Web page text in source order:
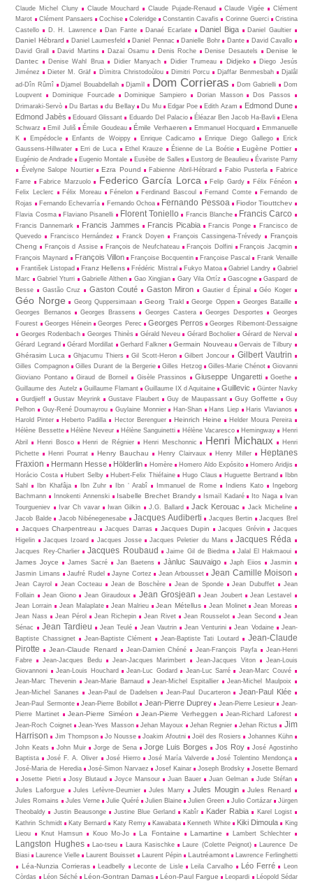
Claude Michel Cluny Claude Mouchard Claude Pujade-Renaud Claude Vigée
Clément
Marot
Clément Pansaers Cochise Coleridge Constantin Cavafis Corinne Guerci
Cristina
Castello
D. H. Lawrence Dan Fante Danaé Ecarlate Daniel Biga Daniel Gaultier
Daniel Hébrard Daniel Laumesfeld Daniel Pennac Danielle Bohr Dante
David Cavallo
David Grall
David Martins Dazaï Osamu Denis Roche Denise Desautels
Denise le
Dantec
Denise Wahl Brua Didier Manyach Didier Trumeau Didjeko
Diego Jesús
Jiménez
Dieter M. Gräf Dìmitra Christodoùlou Dimitri Porcu Djaffar Benmesbah
Djalâl
ad-Dîn Rûmî
Djamel Bouabdellah Djamīl Dom Corrieras Dom Gabrielli
Dom
Loupvent
Dominique Fourcade Dominique Sampiero Dorian Masson
Dos Passos
Drimaraki-Servò
Du Bartas du Bellay Du Mu Edgar Poe Edith Azam
Edmond Dune
Edmond Jabès
Edouard Glissant Eduardo Del Palacio Éléazar Ben Jacob Ha-Bavli
Elena
Schwarz
Emil Juliš Émile Goudeau Émile Verhaeren Emmanuel Hocquard
Emmanuelle
K
Empédocle Enfants de Woippy Enrique Cadicamo Enrique Diego Gallego
Erick
Gaussens-Hillwater
Erri de Luca Ethel Krauze Étienne de La Boétie Eugène Pottier
Eugénio de Andrade Eugenio Montale Eusèbe de Salles Eustorg de Beaulieu
Évariste Parny
Évelyne Salope Nourtier
Ezra Pound Fabienne Abril-Hébrard Fabio Pusterla
Fabrice
Farre
Fabrice Marzuolo Federico García Lorca Felip Gardy
Félix Fénéon
Felix Leclerc
Félix Moreau Fénelon Ferdinand Bascoul Fernand Comte
Fernando de
Rojas
Fernando Echevarría Fernando Ochoa Fernando Pessoa Fiodor Tiouttchev
Flavia Cosma Flaviano Pisanelli Florent Toniello Francis Blanche Francis Carco
Francis Dannemark Francis Jammes Francis Picabia Francis Ponge
Francisco de
Quevedo
Francisco Hernández Franck Doyen François Cassingena-Trévedy
François
Cheng
François d Assise François de Neufchateau François Dolfini
François Jacqmin
François Maynard
François Villon Françoise Bocquentin Françoise Pascal
Frank Venaille
František Listopad
Franz Hellens Frédéric Mistral Fukyo Matoa Gabriel Landry
Gabriel
Marc
Gabriel Yturri Gabrielle Althen Gao Xingjian Gary Vila Ortíz Gascogne
Gaspard de
Besse
Gastão Cruz Gaston Couté Gaston Miron Gautier d Épinal Géo Koger
Géo Norge Georg Quppersimaan Georg Trakl George Oppen
Georges Bataille
Georges Bernanos
Georges Brassens Georges Castera Georges Desportes
Georges
Fourest
Georges Hénein Georges Perec Georges Perros
Georges Ribemont-Dessaigne
Georges Rodenbach
Georges Thinès Gérald Neveu Gérard Bocholier
Gérard de Nerval
Gérard Legrand
Gérard Mordillat Gerhard Falkner Germain Nouveau Gervais de Tilbury
Ghérasim Luca Ghjacumu Thiers Gil Scott-Heron Gilbert Joncour Gilbert Vautrin
Gilles Compagnon Gilles Durant de la Bergerie Gilles Hetzog Gilles-Marie Chénot
Giovanni
Gioviano Pontano
Giraud de Borneil Gisèle Prassinos Giuseppe Ungaretti
Goethe
Guillaume des Autelz
Guillaume Flamant Guillaume IX d Aquitaine Guillevic
Günter Navky
Gurdjieff
Gustav Meyrink Gustave Flaubert Guy de Maupassant Guy Goffette
Guy
Pelhon
Guy-René Dou­may­rou Guylaine Monnier Han-Shan Hans Liep
Haris Vlavianos
Harold Pinter
Heberto Padilla Hector Berenguer Heinrich Heine
Helder Moura Pereira
Hélène Bessette
Hélène Neveur Hélène Sanguinetti Hélène Vacaresco Hemingway
Henri
Abril
Henri Bosco Henri de Régnier Henri Meschonnic Henri Michaux
Henri
Pichette
Henri Pourrat Henry Bauchau Henry Clairvaux Henry Miller
Heptanes
Fraxion
Hermann Hesse Hölderlin Homère Homero Aldo Expósito
Homero Aridjis
Horácio Costa
Hubert Selby Hubert-Felix Thiéfaine Hugo Claus Huguette Bertrand
Ibbn
Sahl
Ibn Khafâja Ibn Zuhr Ibn ‘ Arabî Immanuel de Rome Indiens Kato
Ingeborg
Bachmann
Innokenti Annenski Isabelle Brechet Brandy Ismaïl Kadaré Ito Naga
Ivan
Tourgueniev
Ivar Ch vavar Iwan Gilkin J.G. Ballard Jack Kerouac
Jack Micheline
Jacob Balde
Jacob Nibénegenesabe Jacques Audiberti Jacques Bertin Jacques Brel
Jacques Charpentreau Jacques Darras Jacques Dupin Jacques Grévin
Jacques
Higelin
Jacques Izoard Jacques Josse Jacques Peletier du Mans Jacques Réda
Jacques Rey-Charlier Jacques Roubaud Jaime Gil de Biedma Jalal El Hakmaoui
James Joyce James Sacré Jan Baetens Jànluc Sauvaigo Japh Eiios
Jasmin
Jasmin Limans
Jaufré Rudel Jayne Cortez Jean Arbousset Jean Camille Moison
Jean Cayrol Jean Cocteau Jean de Boschère Jean de Sponde Jean Dubuffet
Jean
Follain
Jean Giono Jean Giraudoux Jean Grosjean Jean Joubert
Jean Lestavel
Jean Lorrain
Jean Malaplate Jean Malrieu Jean Métellus Jean Molinet
Jean Moreas
Jean Nass
Jean Pérol Jean Richepin Jean Rivet Jean Rousselot Jean Second
Jean
Sénac
Jean Tardieu Jean Teulé Jean Vautrin Jean Venturini Jean Vodaine
Jean-
Baptiste Chassignet
Jean-Baptiste Clément Jean-Baptiste Tati Loutard
Jean-Claude
Pirotte
Jean-Claude Renard Jean-Damien Chéné Jean-François Payfa
Jean-Henri
Fabre
Jean-Jacques Bedu Jean-Jacques Marimbert Jean-Jacques Viton
Jean-Louis
Giovannoni
Jean-Louis Houchard Jean-Luc Godard Jean-Luc Sarré
Jean-Marc Couvé
Jean-Marc Thevenin
Jean-Marie Barnaud Jean-Michel Espitallier
Jean-Michel Maulpoix
Jean-Michel Sananes
Jean-Paul de Dadelsen Jean-Paul Ducarteron Jean-Paul Klée
Jean-Paul Sermonte Jean-Pierre Bobillot Jean-Pierre Duprey Jean-Pierre Lesieur
Jean-
Pierre Martinet
Jean-Pierre Siméon Jean-Pierre Verheggen
Jean-Richard Laforest
Jean-Roch Coignet
Jean-Yves Masson Jehan Mayoux Jehan Regnier Jehan Rictus
Jim
Harrison
Jim Thompson Jo Nousse Joakim Afoutni Joël des Rosiers
Johannes Kühn
John Keats
John Muir Jorge de Sena Jorge Luis Borges Jos Roy
José Agostinho
Baptista
José F. A. Oliver José Hierro José María Valverde
José Tolentino Mendonça
José-Maria de Heredia
José-Simon Narvaez Josef Kainar Joseph Brodsky
Josette Bernard
Josette Pietri
Josy Blutaud Joyce Mansour Juan Bauer Juan Gelman Jude Stéfan
Jules Laforgue Jules Lefèvre-Deumier Jules Marry Jules Mougin Jules Renard
Jules Romains Jules Verne Julie Quéré Julien Blaine Julien Green Julio Cortázar
Jürgen
Theobaldy
Justin Beausonge Justine Blue Gerland Kabîr Kader Rabia
Karel Logist
Kathrin Schmidt
Katy Bernard Katy Remy Kawabata Kenneth White Kiki Dimoula
King
Lieou
Knut Hamsun Kouo Mo-Jo La Fontaine Lamartine Lambert Schlechter
Langston Hughes Lao-tseu Laura Kasischke Laure (Colette Peignot)
Laurence De
Biasi
Laurence Vielle Laurent Bouisset Laurent Pépin Lautréamont Lawrence Ferlinghetti
Léa-Nunzia Corrieras Leadbelly Leconte de Lisle Leila Carvalho Léo Ferré
Leon
Còrdas
Léon Séché Léon-Gontran Damas Léon-Paul Fargue Leopardi
Léopold Sédar